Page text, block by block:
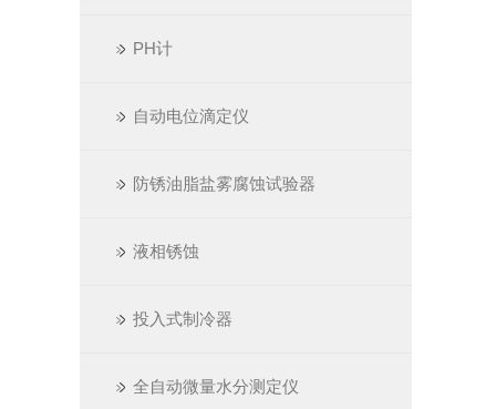
PH计
自动电位滴定仪
防锈油脂盐雾腐蚀试验器
液相锈蚀
投入式制冷器
全自动微量水分测定仪